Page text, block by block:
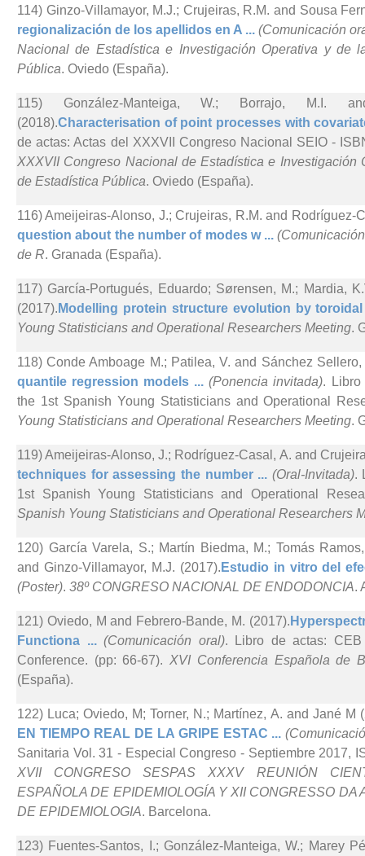
114) Ginzo-Villamayor, M.J.; Crujeiras, R.M. and Sousa
regionalización de los apellidos en A ... (Comunicación
Nacional de Estadística e Investigación Operativa y de
Pública. Oviedo (España).
115) González-Manteiga, W.; Borrajo, M.I.
(2018).Characterisation of point processes with
de actas: Actas del XXXVII Congreso Nacional SEIO -
XXXVII Congreso Nacional de Estadística e Investigación
de Estadística Pública. Oviedo (España).
116) Ameijeiras-Alonso, J.; Crujeiras, R.M. and Rodríguez-
question about the number of modes w ...
de R. Granada (España).
117) García-Portugués, Eduardo; Sørensen, M.; Mardia,
(2017). Modelling protein structure evolution by
Young Statisticians and Operational Researchers Meeting.
118) Conde Amboage M.; Patilea, V. and Sánchez
quantile regression models ...(Ponencia invitada). Libro
the 1st Spanish Young Statisticians and Operational
Young Statisticians and Operational Researchers Meeting.
119) Ameijeiras-Alonso, J.; Rodríguez-Casal, A. and
techniques for assessing the number ... (Oral-Invitada).
1st Spanish Young Statisticians and Operational
Spanish Young Statisticians and Operational Researchers
120) García Varela, S.; Martín Biedma, M.; Tomás
and Ginzo-Villamayor, M.J. (2017). Estudio in vitro del
(Poster). 38º CONGRESO NACIONAL DE ENDODONCIA.
121) Oviedo, M and Febrero-Bande, M. (2017).
Functiona ...(Comunicación oral). Libro de actas:
Conference. (pp: 66-67). XVI Conferencia Española de
(España).
122) Luca; Oviedo, M; Torner, N.; Martínez, A. and Jané M
EN TIEMPO REAL DE LA GRIPE ESTAC ...
Sanitaria Vol. 31 - Especial Congreso - Septiembre 2017,
XVII CONGRESO SESPAS XXXV REUNIÓN
ESPAÑOLA DE EPIDEMIOLOGÍA Y XII CONGRESSO DA
DE EPIDEMIOLOGIA. Barcelona.
123) Fuentes-Santos, I.; González-Manteiga, W.; Marey